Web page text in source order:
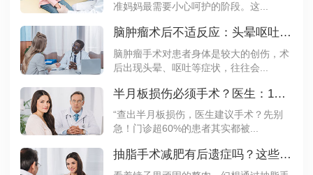
准妈妈最需要小心呵护的阶段。这...
脑肿瘤术后不适反应：头晕呕吐属于正常现象吗？
脑肿瘤手术对患者身体是较大的创伤，术
后出现头晕、呕吐等症状，往往会...
半月板损伤必须手术？医生：1级损伤做3个动作能自愈
“查出半月板损伤，医生建议手术？先别
急！门诊超60%的患者其实都被...
抽脂手术减肥有后遗症吗？这些风险不得不防